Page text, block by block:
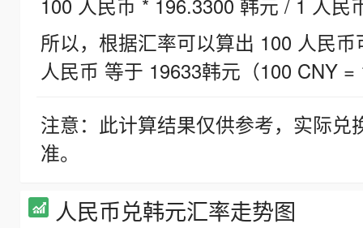
100 人民币 * 196.3300 韩元 / 1 人民
所以，根据汇率可以算出 100 人民
人民币 等于 19633韩元（100 CNY =
注意：此计算结果仅供参考，实际
准。
人民币兑韩元汇率走势图